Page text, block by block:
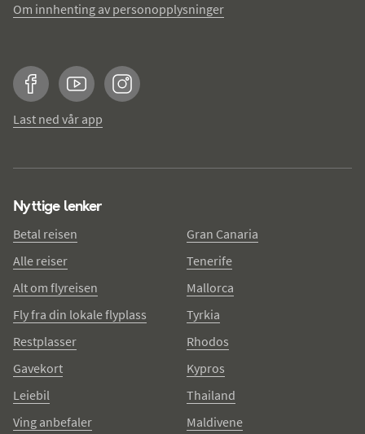
Om innhenting av personopplysninger
FacebookYouTubeInstagram
Last ned vår app
Nyttige lenker
Betal reisen
Alle reiser
Alt om flyreisen
Fly fra din lokale flyplass
Restplasser
Gavekort
Leiebil
Ving anbefaler
Gran Canaria
Tenerife
Mallorca
Tyrkia
Rhodos
Kypros
Thailand
Maldivene